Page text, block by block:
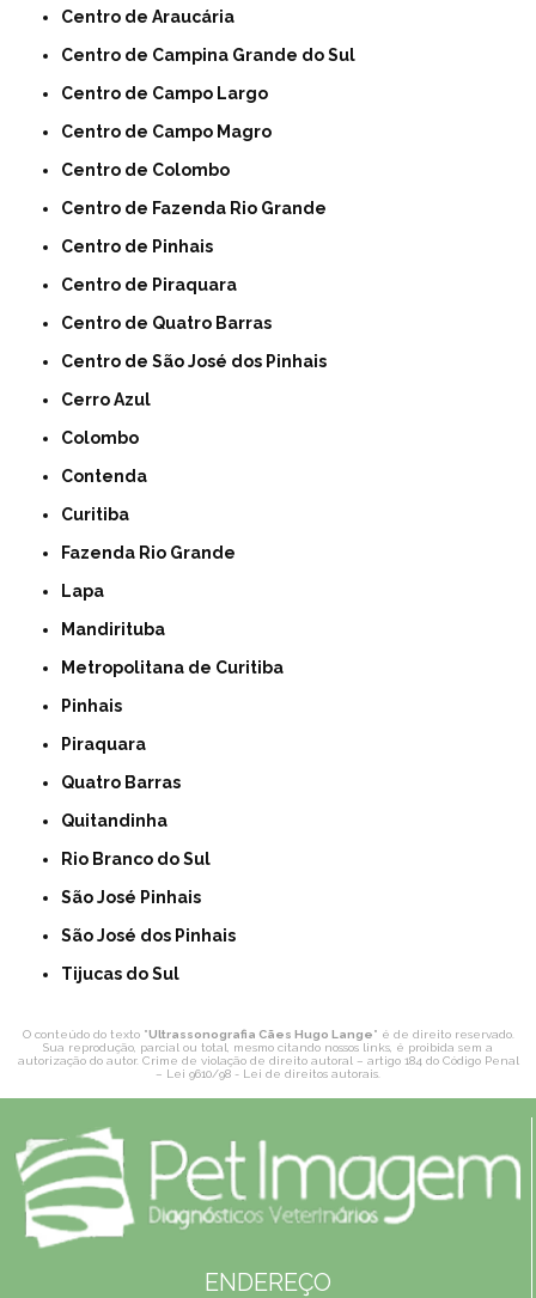
Centro de Araucária
Centro de Campina Grande do Sul
Centro de Campo Largo
Centro de Campo Magro
Centro de Colombo
Centro de Fazenda Rio Grande
Centro de Pinhais
Centro de Piraquara
Centro de Quatro Barras
Centro de São José dos Pinhais
Cerro Azul
Colombo
Contenda
Curitiba
Fazenda Rio Grande
Lapa
Mandirituba
Metropolitana de Curitiba
Pinhais
Piraquara
Quatro Barras
Quitandinha
Rio Branco do Sul
São José Pinhais
São José dos Pinhais
Tijucas do Sul
O conteúdo do texto "Ultrassonografia Cães Hugo Lange" é de direito reservado.
Sua reprodução, parcial ou total, mesmo citando nossos links, é proibida sem a
autorização do autor. Crime de violação de direito autoral – artigo 184 do Código Penal
– Lei 9610/98 - Lei de direitos autorais
ENDEREÇO